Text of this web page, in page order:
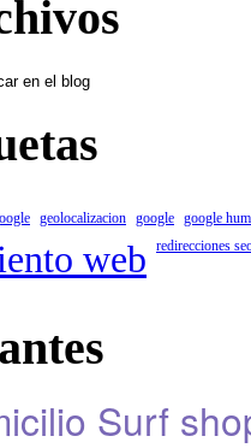
geolocalizacion google google
web redirecciones
Surf